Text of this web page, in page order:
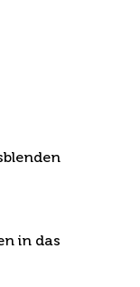
in das